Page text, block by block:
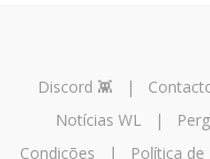
Discord 👾 |
Notícias WL |
Condições | Política de